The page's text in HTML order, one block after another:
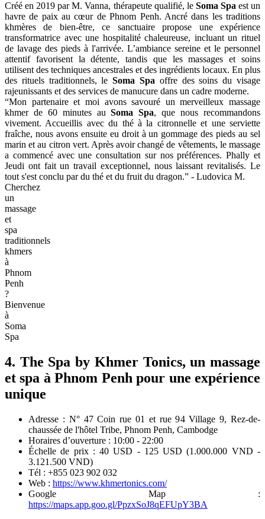
Créé en 2019 par M. Vanna, thérapeute qualifié, le Soma Spa est un
havre de paix au cœur de Phnom Penh. Ancré dans les traditions
khmères de bien-être, ce sanctuaire propose une expérience
transformatrice avec une hospitalité chaleureuse, incluant un rituel
de lavage des pieds à l'arrivée. L’ambiance sereine et le personnel
attentif favorisent la détente, tandis que les massages et soins
utilisent des techniques ancestrales et des ingrédients locaux. En plus
des rituels traditionnels, leSoma Spa offre des soins du visage
rajeunissants et des services de manucure dans un cadre moderne.
“Mon partenaire et moi avons savouré un merveilleux massage
khmer de 60 minutes auSoma Spa, que nous recommandons
vivement. Accueillis avec du thé à la citronnelle et une serviette
fraîche, nous avons ensuite eu droit à un gommage des pieds au sel
marin et au citron vert. Après avoir changé de vêtements, le massage
a commencé avec une consultation sur nos préférences. Phally et
Jeudi ont fait un travail exceptionnel, nous laissant revitalisés. Le
tout s'est conclu par du thé et du fruit du dragon.” - Ludovica M.
Cherchez
un
massage
et
spa
traditionnels
khmers
à
Phnom
Penh
?
Bienvenue
à
Soma
Spa
4. The Spa by Khmer Tonics, un massage
et spa à Phnom Penh pour une expérience
unique
Adresse : N° 47 Coin rue 01 et rue 94 Village 9, Rez-de-
chaussée de l'hôtel Tribe, Phnom Penh, Cambodge
Horaires d’ouverture : 10:00 - 22:00
Échelle de prix : 40 USD - 125 USD (1.000.000 VND -
3.121.500 VND)
Tél : +855 023 902 032
Web : https://www.khmertonics.com/
Google Map :
https://maps.app.goo.gl/PpzxSoJ8qEFUpY3BA